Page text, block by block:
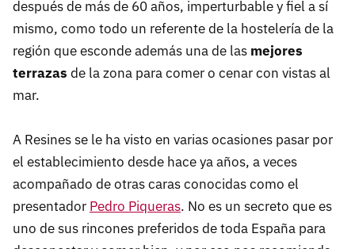
después de más de 60 años, imperturbable y fiel a sí
mismo, como todo un referente de la hostelería de la
región que esconde además una de las mejores
terrazas de la zona para comer o cenar con vistas al
mar.
A Resines se le ha visto en varias ocasiones pasar por
el establecimiento desde hace ya años, a veces
acompañado de otras caras conocidas como el
presentador Pedro Piqueras. No es un secreto que es
uno de sus rincones preferidos de toda España para